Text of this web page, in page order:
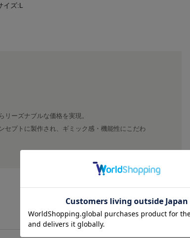
イズ:L
ーズナブルな価格を実現。
セプトに製作され、ギミック感・機能性にこだわ